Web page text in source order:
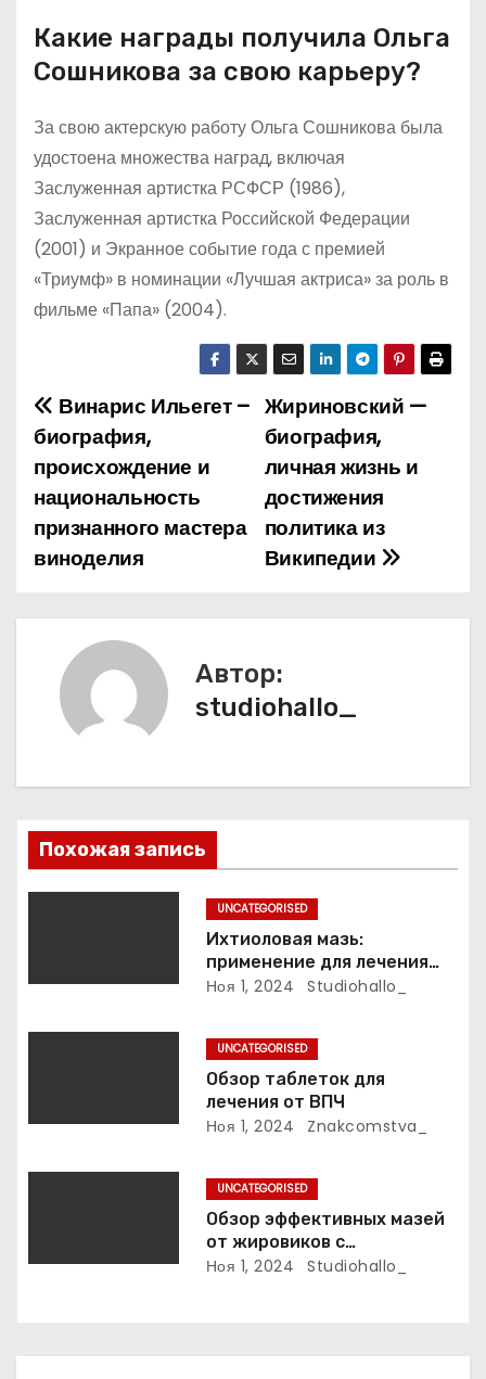
Какие награды получила Ольга
Сошникова за свою карьеру?
За свою актерскую работу Ольга Сошникова была
удостоена множества наград, включая
Заслуженная артистка РСФСР (1986),
Заслуженная артистка Российской Федерации
(2001) и Экранное событие года с премией
«Триумф» в номинации «Лучшая актриса» за роль в
фильме «Папа» (2004).
Н
а
в
и
я
п
о
Жириновский —
биография,
личная жизнь и
достижения
политика из
Википедии
Винарис Ильегет –
биография,
происхождение и
национальность
признанного мастера
виноделия
Автор:
studiohallo_
Похожая запись
UNCATEGORISED
Ихтиоловая мазь:
применение для лечения
фурункулов
Ноя 1, 2024 Studiohallo_
UNCATEGORISED
Обзор таблеток для
лечения от ВПЧ
Ноя 1, 2024 Znakcomstva_
UNCATEGORISED
Обзор эффективных мазей
от жировиков с
рассасывающим эффектом
Ноя 1, 2024 Studiohallo_